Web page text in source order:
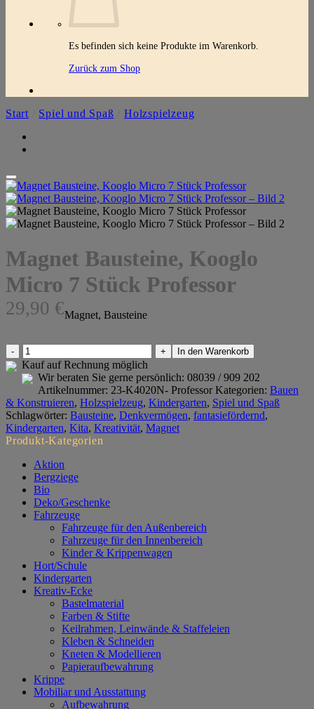
Es befinden sich keine Produkte im Warenkorb.
Zurück zum Shop
Start Spiel und Spaß Holzspielzeug
Magnet Bausteine, Kooglo
Micro 7 Stück Professor
29,90 €Magnet, Bausteine
Magnet
Bausteine,
Kooglo
Micro
7
Stück
Professor
Menge
In den Warenkorb
Kauf auf Rechnung möglich
Wir beraten Sie gerne persönlich: 08039 / 909 202
Artikelnummer: 23-K4020N- Professor Kategorien: Bauen
& Konstruieren, Holzspielzeug, Kindergarten, Spiel und Spaß
Schlagwörter: Bausteine, Denkvermögen, fantasiefördernd,
Kindergarten, Kita, Kreativität, Magnet
Produkt-Kategorien
Aktion
Bergziege
Bio
Deko/Geschenke
Fahrzeuge
Fahrzeuge für den Außenbereich
Fahrzeuge für den Innenbereich
Kinder & Krippenwagen
Hort/Schule
Kindergarten
Kreativ-Ecke
Bastelmaterial
Farben & Stifte
Keilrahmen, Leinwände & Staffeleien
Kleben & Schneiden
Kneten & Modellieren
Papieraufbewahrung
Krippe
Mobiliar und Ausstattung
Aufbewahrung